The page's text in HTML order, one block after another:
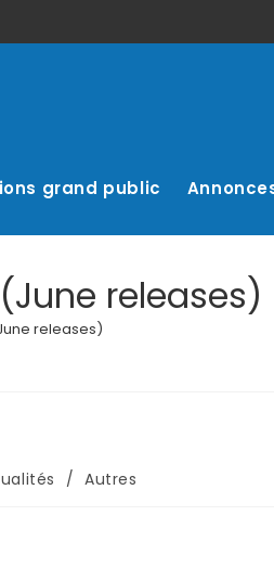
grand public
releases)
releases)
/ Autres